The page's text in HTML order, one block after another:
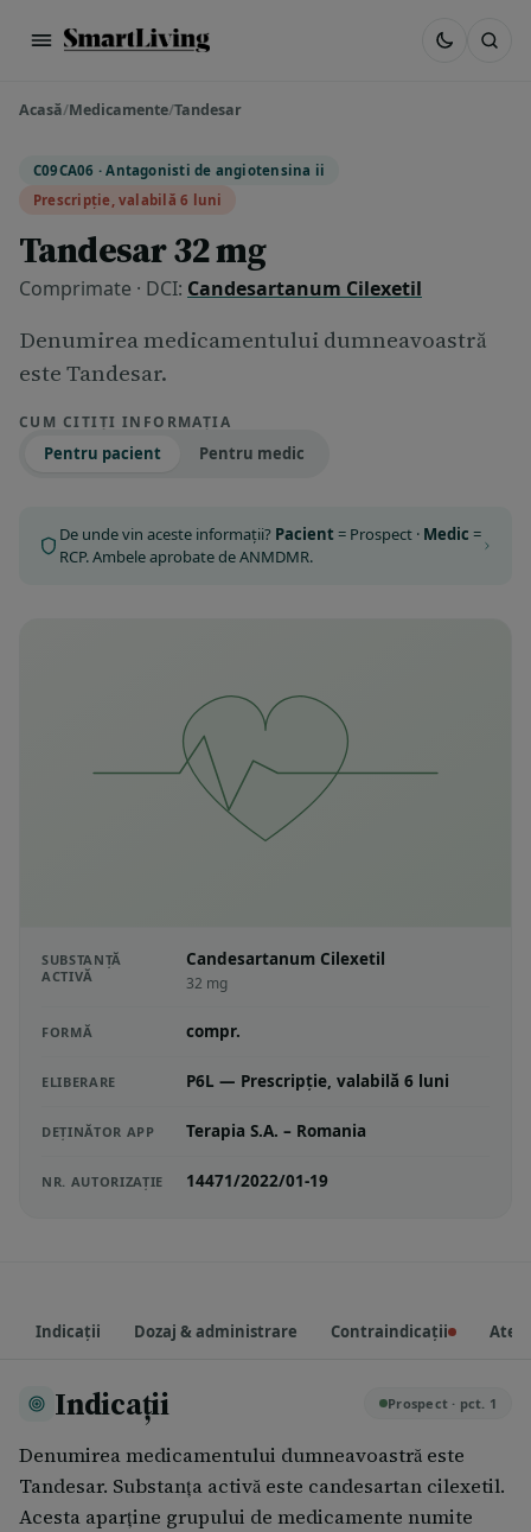
Acasă/Medicamente/Tandesar
C09CA06 · Antagonisti de angiotensina ii
Prescripție, valabilă 6 luni
Tandesar 32 mg
Comprimate · DCI: Candesartanum Cilexetil
Denumirea medicamentului dumneavoastră
este Tandesar.
CUM CITIȚI INFORMAȚIA
Pentru pacient Pentru medic
De unde vin aceste informații? Pacient = Prospect · Medic =
RCP. Ambele aprobate de ANMDMR.
SUBSTANȚĂ
ACTIVĂ
Candesartanum Cilexetil
32 mg
FORMĂ compr.
ELIBERARE P6L — Prescripție, valabilă 6 luni
DEȚINĂTOR APP Terapia S.A. – Romania
NR. AUTORIZAȚIE 14471/2022/01-19
Indicații Dozaj & administrare Contraindicații
Indicații Prospect · pct. 1
Denumirea medicamentului dumneavoastră este
Tandesar. Substanța activă este candesartan cilexetil.
Acesta aparține grupului de medicamente numite